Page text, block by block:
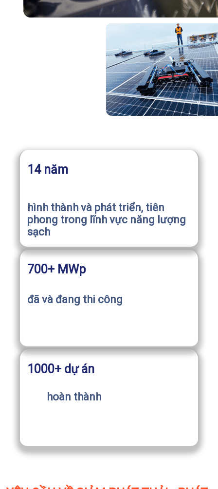
14 năm
hình thành và phát triển, tiên
phong trong lĩnh vực năng lượng
sạch
700+ MWp
đã và đang thi công
1000+ dự án
hoàn thành